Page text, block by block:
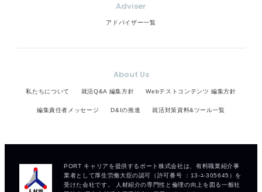
Adviser
アドバイザー一覧
About Us
私たちについて 就活Q&A 編集方針 Webテストコンテンツ 編集方針
編集責任者メッセージ D&Iの推進 就活対策資料&ツール一覧